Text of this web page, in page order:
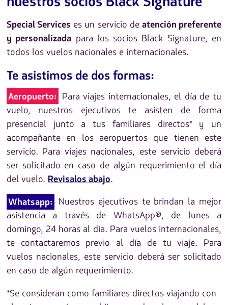
Special Services es un servicio de atención preferente
y personalizada para los socios Black Signature, en
todos los vuelos nacionales e internacionales.
Te asistimos de dos formas:
Aeropuerto: Para viajes internacionales, el día de tu
vuelo, nuestros ejecutivos te asisten de forma
presencial junto a tus familiares directos* y un
acompañante en los aeropuertos que tienen este
servicio. Para viajes nacionales, este servicio deberá
ser solicitado en caso de algún requerimiento el día
del vuelo. Revisalos abajo.
Whatsapp:
Nuestros ejecutivos te brindan la mejor
asistencia a través de WhatsApp®, de lunes a
domingo, 24 horas al día. Para vuelos internacionales,
te contactaremos previo al día de tu viaje. Para
vuelos nacionales, este servicio deberá ser solicitado
en caso de algún requerimiento.
*Se consideran como familiares directos viajando con